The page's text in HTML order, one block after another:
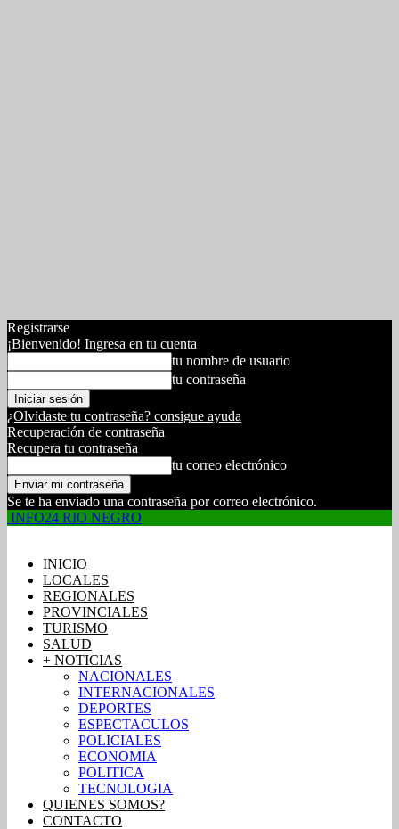
Registrarse
¡Bienvenido! Ingresa en tu cuenta
tu nombre de usuario
tu contraseña
¿Olvidaste tu contraseña? consigue ayuda
Recuperación de contraseña
Recupera tu contraseña
tu correo electrónico
Se te ha enviado una contraseña por correo electrónico.
INFO24 RIO NEGRO
INICIO
LOCALES
REGIONALES
PROVINCIALES
TURISMO
SALUD
+ NOTICIAS
NACIONALES
INTERNACIONALES
DEPORTES
ESPECTACULOS
POLICIALES
ECONOMIA
POLITICA
TECNOLOGIA
QUIENES SOMOS?
CONTACTO